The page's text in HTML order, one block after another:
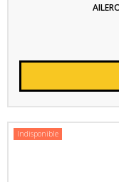
Indisponible